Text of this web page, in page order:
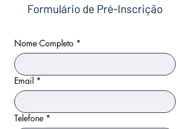
Formulário de Pré-Inscrição
Nome Completo *
Email *
Telefone *